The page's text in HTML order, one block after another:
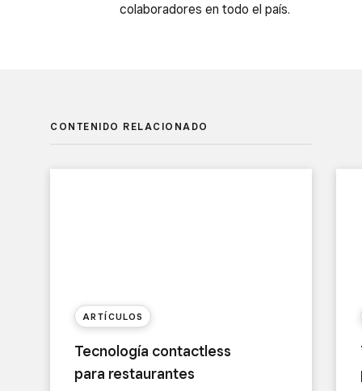
colaboradores en todo el país.
CONTENIDO RELACIONADO
ARTÍCULOS
Tecnología contactless
para restaurantes